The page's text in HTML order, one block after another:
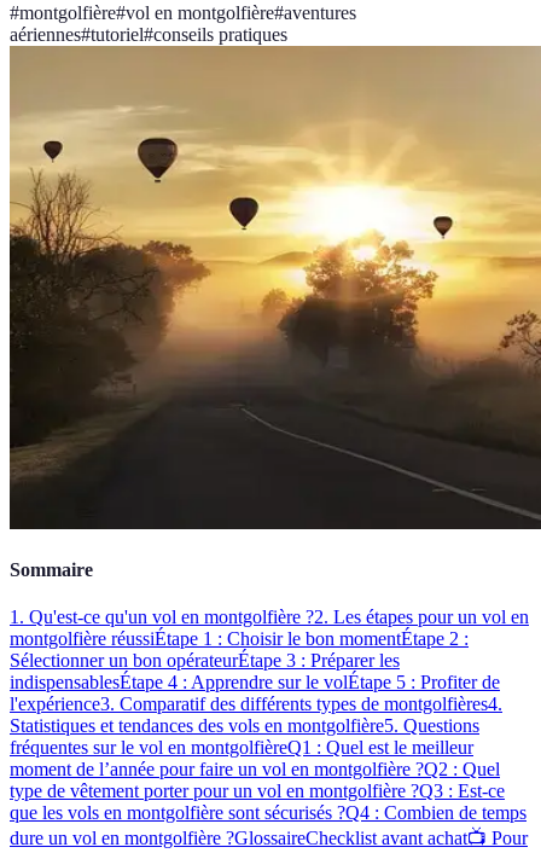
#montgolfière#vol en montgolfière#aventures
aériennes#tutoriel#conseils pratiques
Sommaire
1. Qu'est-ce qu'un vol en montgolfière ?2. Les étapes pour un vol en
montgolfière réussiÉtape 1 : Choisir le bon momentÉtape 2 :
Sélectionner un bon opérateurÉtape 3 : Préparer les
indispensablesÉtape 4 : Apprendre sur le volÉtape 5 : Profiter de
l'expérience3. Comparatif des différents types de montgolfières4.
Statistiques et tendances des vols en montgolfière5. Questions
fréquentes sur le vol en montgolfièreQ1 : Quel est le meilleur
moment de l’année pour faire un vol en montgolfière ?Q2 : Quel
type de vêtement porter pour un vol en montgolfière ?Q3 : Est-ce
que les vols en montgolfière sont sécurisés ?Q4 : Combien de temps
dure un vol en montgolfière ?GlossaireChecklist avant achat📺 Pour